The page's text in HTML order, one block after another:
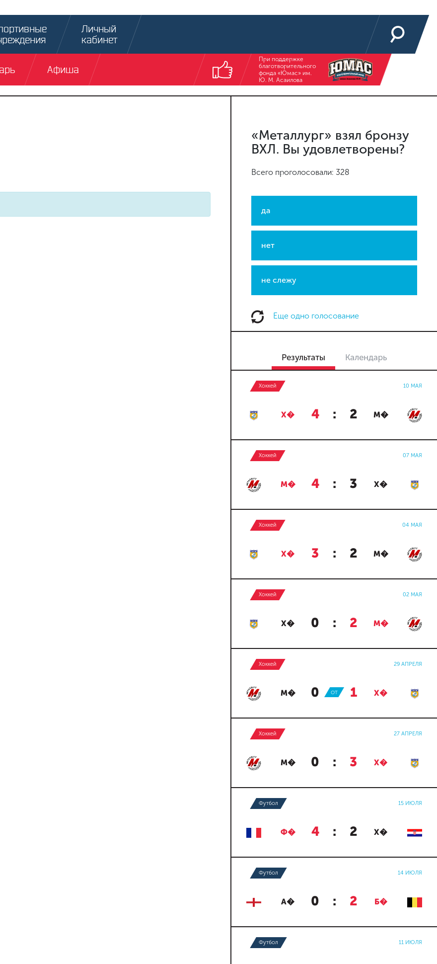
Личный
кабинет
Афиша
При поддержке
благотворительного
фонда «Юмас» им.
Ю. М. Асаилова
«Металлург» взял бронзу
ВХЛ. Вы удовлетворены?
Всего проголосовали: 328
да
нет
не слежу
Еще одно голосование
Результаты Календарь
Хоккей 10 МАЯ
Х� 4 : 2 М�
Хоккей 07 МАЯ
М� 4 : 3 Х�
Хоккей 04 МАЯ
Х� 3 : 2 М�
Хоккей 02 МАЯ
Х� 0 : 2 М�
Хоккей 29 АПРЕЛЯ
М� 0 : 1 Х�
ОТ
Хоккей 27 АПРЕЛЯ
М� 0 : 3 Х�
Футбол 15 ИЮЛЯ
Ф� 4 : 2 Х�
Футбол 14 ИЮЛЯ
А� 0 : 2 Б�
Футбол 11 ИЮЛЯ